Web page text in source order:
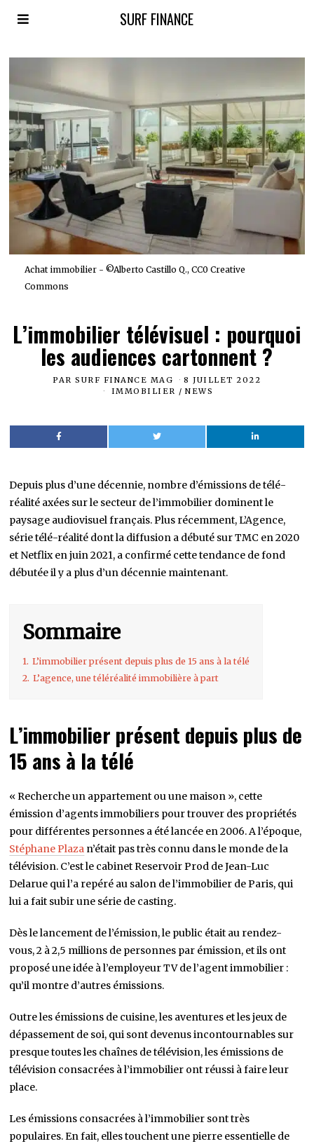
SURF FINANCE
Achat immobilier - ©Alberto Castillo Q., CC0 Creative
Commons
L’immobilier télévisuel : pourquoi
les audiences cartonnent ?
PARSURF FINANCE MAG
8 JUILLET 2022
IMMOBILIER / NEWS
Depuis plus d’une décennie, nombre d’émissions de télé-
réalité axées sur le secteur de l’immobilier dominent le
paysage audiovisuel français. Plus récemment, L’Agence,
série télé-réalité dont la diffusion a débuté sur TMC en 2020
et Netflix en juin 2021, a confirmé cette tendance de fond
débutée il y a plus d’un décennie maintenant.
Sommaire
1. L’immobilier présent depuis plus de 15 ans à la télé
2. L’agence, une téléréalité immobilière à part
L’immobilier présent depuis plus de
15 ans à la télé
« Recherche un appartement ou une maison », cette
émission d’agents immobiliers pour trouver des propriétés
pour différentes personnes a été lancée en 2006. A l’époque,
Stéphane Plaza n’était pas très connu dans le monde de la
télévision. C’est le cabinet Reservoir Prod de Jean-Luc
Delarue qui l’a repéré au salon de l’immobilier de Paris, qui
lui a fait subir une série de casting.
Dès le lancement de l’émission, le public était au rendez-
vous, 2 à 2,5 millions de personnes par émission, et ils ont
proposé une idée à l’employeur TV de l’agent immobilier :
qu’il montre d’autres émissions.
Outre les émissions de cuisine, les aventures et les jeux de
dépassement de soi, qui sont devenus incontournables sur
presque toutes les chaînes de télévision, les émissions de
télévision consacrées à l’immobilier ont réussi à faire leur
place.
Les émissions consacrées à l’immobilier sont très
populaires. En fait, elles touchent une pierre essentielle de